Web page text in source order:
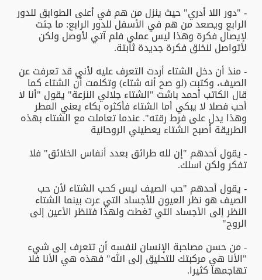
- "دور اللا أدري" حيث ينزل من هم في أعلى الطوابق للدور
الرابع ويصعد من هم في الأسفل للدور الرابع: ما جئت
لإيصال فكرة وهذا ليس عملي فلم آتي لأوصل ولكن
لأتواصل لنخلق فكرة جديدة ثابتة.
- منذ أن دخل الشتاء أردت التعرف عليه لأني قد تعرفت عن
الصيف، وكتبت (لو صح أنه شتاء) وتكلمت أن الشتاء كما
قال الكاتب أحمد باشت "الشتاء جلالي النزعة" يقول "أنا لا
أحب فصلا لا يبكي أما الشتاء فأكثره بكاء يعني المطر
وهذا يدل على فرط رقته". عندما تعاملت مع الشتاء بهذه
الطريقة أصبح الشتاء يعطيني الروحانية
- يقول أحدهم "إن لله طرائق بعدد أنفاس الخلائق" فلا
تفكر ولكن اسلك.
- يقول أحدهم "حب الصيف ليس كحب الشتاء لأن حب
الصيف هو نظر العيون للأجساد التي عرت بينما الشتاء
النظر إلى الأجساد التي تغطت ولهذا فتنظر الأعين إلى
الروح"
- من حسن مصاحبة الإنسان لنفسه أن تتعرف إلى شيء
"الأنا هي مركبتك للتحليق إلى الله" فهذه هي الأنا فلا
تهاجمها كثيرا.